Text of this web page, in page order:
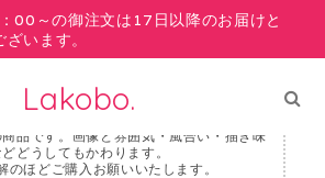
00～の御注文は17日以降のお届けと
います。
Lakobo.
商品です。画像と雰囲気・風合い・描き味
どどうしてもかわります。
のほどご購入お願いいたします。